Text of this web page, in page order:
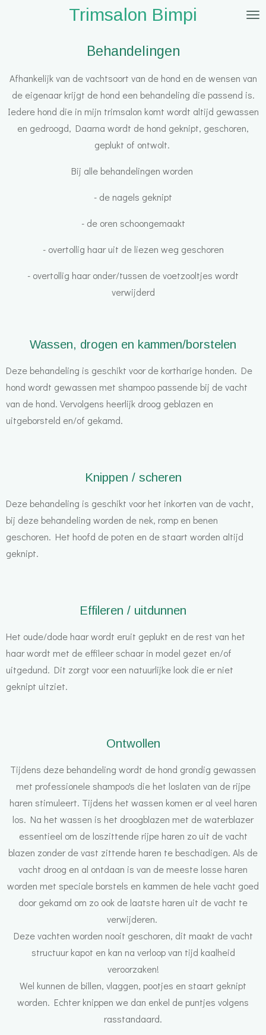
hoofdinhoud
Trimsalon Bimpi
Behandelingen
Afhankelijk van de vachtsoort van de hond en de wensen van
de eigenaar krijgt de hond een behandeling die passend is.
Iedere hond die in mijn trimsalon komt wordt altijd gewassen
en gedroogd, Daarna wordt de hond geknipt, geschoren,
geplukt of ontwolt.
Bij alle behandelingen worden
- de nagels geknipt
- de oren schoongemaakt
- overtollig haar uit de liezen weg geschoren
- overtollig haar onder/tussen de voetzooltjes wordt
verwijderd
Wassen, drogen en kammen/borstelen
Deze behandeling is geschikt voor de kortharige honden. De
hond wordt gewassen met shampoo passende bij de vacht
van de hond. Vervolgens heerlijk droog geblazen en
uitgeborsteld en/of gekamd.
Knippen / scheren
Deze behandeling is geschikt voor het inkorten van de vacht,
bij deze behandeling worden de nek, romp en benen
geschoren. Het hoofd de poten en de staart worden altijd
geknipt.
Effileren / uitdunnen
Het oude/dode haar wordt eruit geplukt en de rest van het
haar wordt met de effileer schaar in model gezet en/of
uitgedund. Dit zorgt voor een natuurlijke look die er niet
geknipt uitziet.
Ontwollen
Tijdens deze behandeling wordt de hond grondig gewassen
met professionele shampoo's die het loslaten van de rijpe
haren stimuleert. Tijdens het wassen komen er al veel haren
los. Na het wassen is het droogblazen met de waterblazer
essentieel om de loszittende rijpe haren zo uit de vacht
blazen zonder de vast zittende haren te beschadigen. Als de
vacht droog en al ontdaan is van de meeste losse haren
worden met speciale borstels en kammen de hele vacht goed
door gekamd om zo ook de laatste haren uit de vacht te
verwijderen.
Deze vachten worden nooit geschoren, dit maakt de vacht
structuur kapot en kan na verloop van tijd kaalheid
veroorzaken!
Wel kunnen de billen, vlaggen, pootjes en staart geknipt
worden. Echter knippen we dan enkel de puntjes volgens
rasstandaard.